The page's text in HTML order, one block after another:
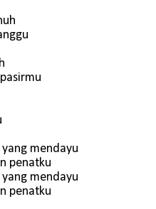
mendayu
penatku
mendayu
penatku